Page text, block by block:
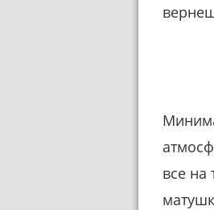
все на